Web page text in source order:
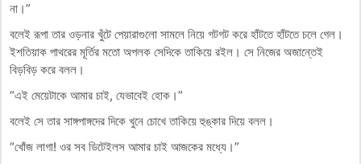
না।”
বলেই রূপা তার ওড়নার খুঁটে পেয়ারাগুলো সামলে নিয়ে গটগট করে হাঁটতে হাঁটতে চলে গেল।
ইশতিয়াক পাথরের মূর্তির মতো অপলক সেদিকে তাকিয়ে রইল। সে নিজের অজান্তেই
বিড়বিড় করে বলল।
“এই মেয়েটাকে আমার চাই, যেভাবেই হোক।”
বলেই সে তার সাঙ্গপাঙ্গদের দিকে খুনে চোখে তাকিয়ে হুঙ্কার দিয়ে বলল।
“খোঁজ লাগা! ওর সব ডিটেইলস আমার চাই আজকের মধ্যে।”